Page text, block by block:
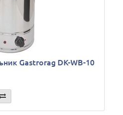
Gastrorag DK-WB-10